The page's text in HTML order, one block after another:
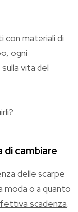
con materiali di
ogni
vita del
di cambiare
delle scarpe
moda o a quanto
scadenza.